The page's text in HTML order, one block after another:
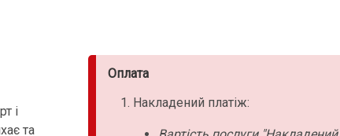
і
та
Оплата
Накладений платіж: